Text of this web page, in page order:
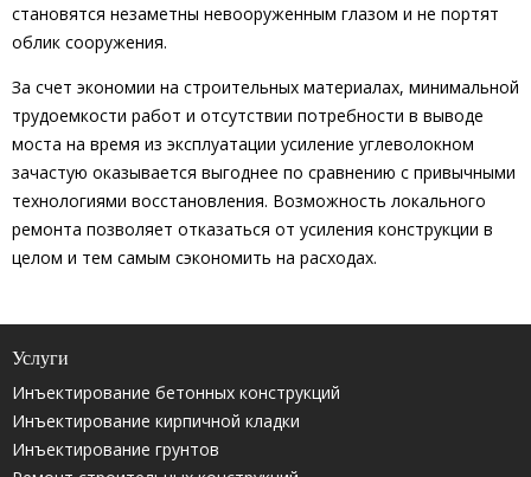
становятся незаметны невооруженным глазом и не портят
облик сооружения.
За счет экономии на строительных материалах, минимальной
трудоемкости работ и отсутствии потребности в выводе
моста на время из эксплуатации усиление углеволокном
зачастую оказывается выгоднее по сравнению с привычными
технологиями восстановления. Возможность локального
ремонта позволяет отказаться от усиления конструкции в
целом и тем самым сэкономить на расходах.
Услуги
Инъектирование бетонных конструкций
Инъектирование кирпичной кладки
Инъектирование грунтов